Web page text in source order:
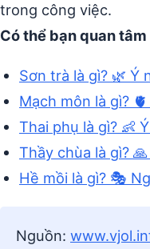
trong công việc.
Có thể bạn quan tâm
Sơn trà là gì? 🌿 Ý
Mạch môn là gì?
Thai phụ là gì? 👶
Thầy chùa là gì?
Hề mồi là gì? 🎭
Nguồn: